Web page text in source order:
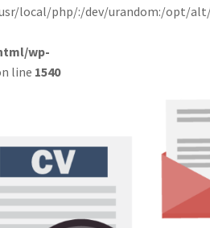
local/php/:/dev/urandom:/opt/
wp-
line 1540